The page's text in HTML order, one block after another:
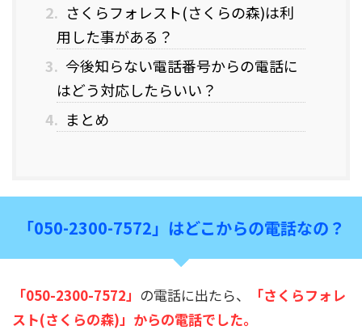
2. さくらフォレスト(さくらの森)は利
用した事がある？
3. 今後知らない電話番号からの電話に
はどう対応したらいい？
4. まとめ
「050-2300-7572」はどこからの電話なの？
「050-2300-7572 」 の電話に出たら、
「さくらフォレ
スト(さくらの森)」 からの電話でした。